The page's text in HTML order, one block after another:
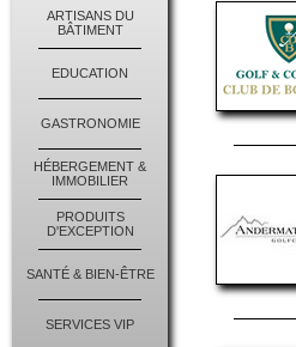
ARTISANS DU
BÂTIMENT
EDUCATION
GASTRONOMIE
HÉBERGEMENT &
IMMOBILIER
PRODUITS
D'EXCEPTION
SANTÉ & BIEN-ÊTRE
SERVICES VIP